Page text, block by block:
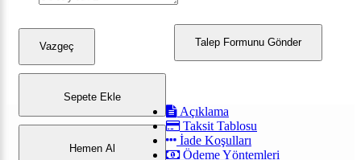
Talep Formunu Gönder
Vazgeç
Sepete Ekle
Hemen Al
Açıklama
Taksit Tablosu
İade Koşulları
Ödeme Yöntemleri